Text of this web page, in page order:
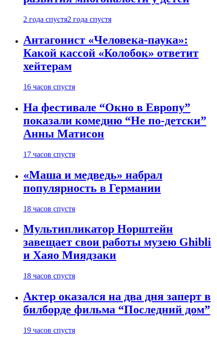
2 года спустя2 года спустя
Антагонист «Человека-паука»:
Какой кассой «Колобок» ответит
хейтерам
16 часов спустя
На фестивале “Окно в Европу”
показали комедию “Не по-детски”
Анны Матисон
17 часов спустя
«Маша и медведь» набрал
популярность в Германии
18 часов спустя
Мультипликатор Норштейн
завещает свои работы музею Ghibli
и Хаяо Миядзаки
18 часов спустя
Актер оказался на два дня заперт в
билборде фильма “Последний дом”
19 часов спустя